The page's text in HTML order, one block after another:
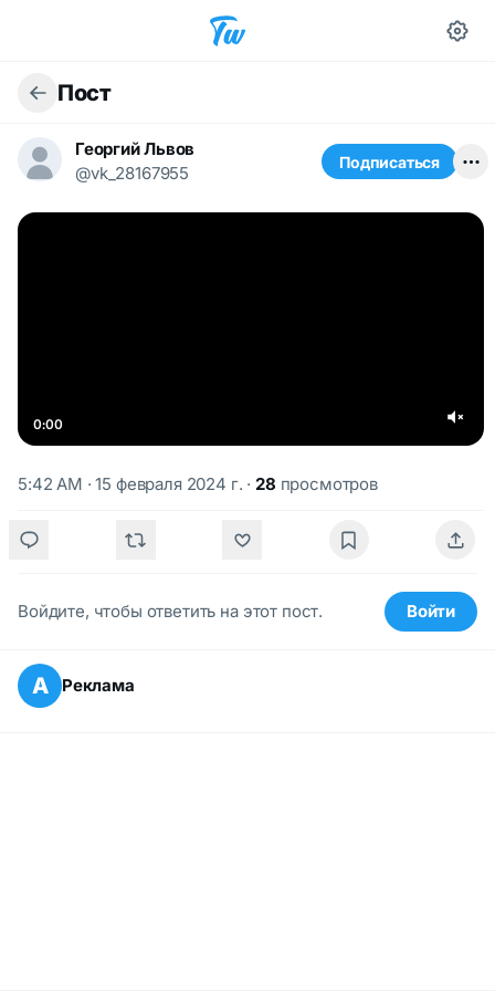
Пост
Георгий Львов
@vk_28167955
Подписаться
0:00
5:42 AM · 15 февраля 2024 г. · 28 просмотров
Войдите, чтобы ответить на этот пост. Войти
А Реклама